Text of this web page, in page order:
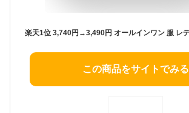
この商品をサイトでみる